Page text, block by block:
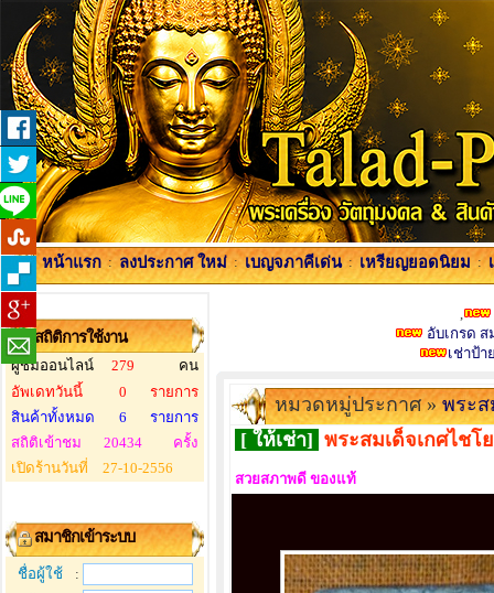
หน้าแรก : ลงประกาศ ใหม่ : เบญจภาคีเด่น : เหรียญยอดนิยม :
สถิติการใช้งาน
ผู้ชมออนไลน์ 279
คน
อัพเดทวันนี้
0
รายการ
สินค้าทั้งหมด
6
รายการ
สถิติเข้าชม
20434
ครั้ง
เปิดร้านวันที่
27-10-2556
สมาชิกเข้าระบบ
ชื่อผู้ใช้
:
,
อับเกรด
เช่าป้า
หมวดหมู่ประกาศ »พระส
[ ให้เช่า] พระสมเด็จเกศไชโ
สวยสภาพดี ของแท้